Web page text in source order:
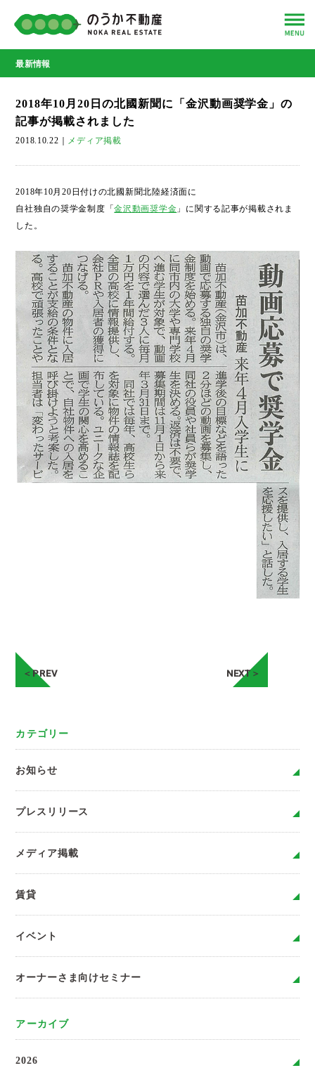
最新情報
2018年10月20日の北國新聞に「金沢動画奨学金」の
記事が掲載されました
2018.10.22 メディア掲載
2018年10月20日付けの北國新聞北陸経済面に
自社独自の奨学金制度「金沢動画奨学金 」に関する記事が掲載されま
した。
＜PREV NEXT＞
カテゴリー
お知らせ
プレスリリース
メディア掲載
賃貸
イベント
オーナーさま向けセミナー
アーカイブ
2026